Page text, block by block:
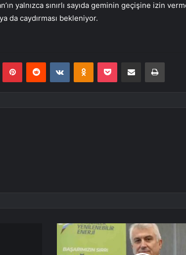
yalnızca sınırlı sayıda geminin geçişine izin
da caydırması bekleniyor.
PinterestReddit VKontakteOdnoklassniki
Pocket E-Posta ile paylaş Yazdır